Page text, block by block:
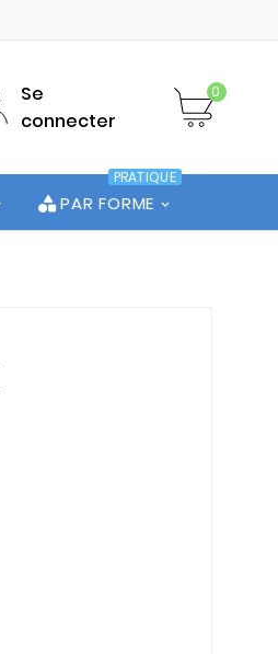
Se
connecter
0
PAR FORME
PRATIQUE